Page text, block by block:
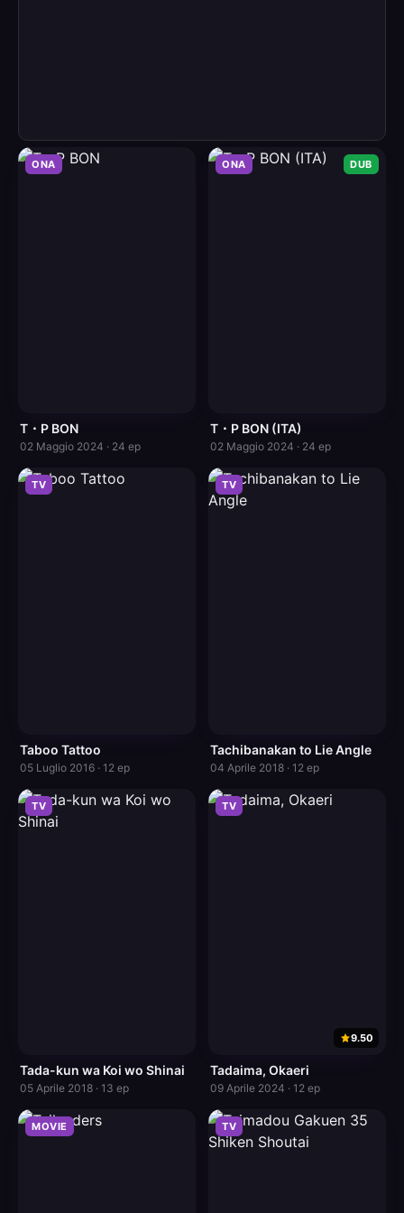
ONA
T・P BON
02 Maggio 2024 · 24 ep
ONA DUB
T・P BON (ITA)
02 Maggio 2024 · 24 ep
TV
Taboo Tattoo
05 Luglio 2016 · 12 ep
TV
Tachibanakan to Lie Angle
04 Aprile 2018 · 12 ep
TV
Tada-kun wa Koi wo Shinai
05 Aprile 2018 · 13 ep
TV
9.50
Tadaima, Okaeri
09 Aprile 2024 · 12 ep
MOVIE TV